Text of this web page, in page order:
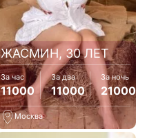
ЖАСМИН, 30 ЛЕТ
За час
11000
За два
11000
За ночь
21000
Москва